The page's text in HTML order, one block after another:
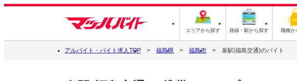
エリアから探す 路線・駅から探す 職種か
アルバイト・バイト求人TOP 福島県 福島市 泉駅(福島交通)のバイト